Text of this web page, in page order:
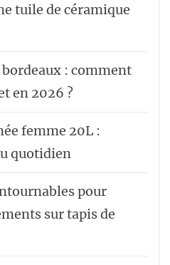
tuile de céramique
: comment
en 2026 ?
femme 20L :
quotidien
pour
sur tapis de